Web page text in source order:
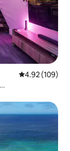
Calificación
4.92 (109)